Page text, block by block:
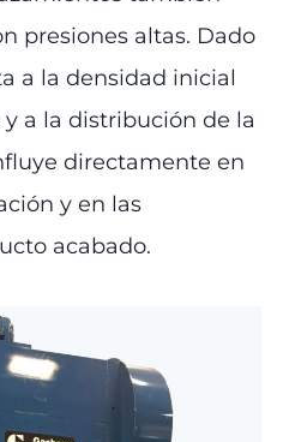
presiones altas. Dado
a la densidad inicial
a la distribución de la
directamente en
y en las
acabado.